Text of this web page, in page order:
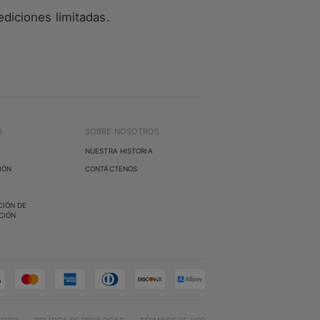
limitadas.
DE
SOBRE NOSOTROS
NUESTRA HISTORIA
CONTÁCTENOS